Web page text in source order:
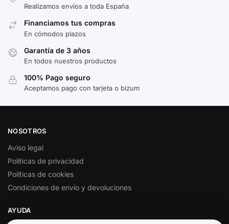
Realizamos envíos a toda España
Financiamos tus compras
En cómodos plazos
Garantía de 3 años
En todos nuestros productos
100% Pago seguro
Aceptamos pago con tarjeta o bizum
NOSOTROS
Aviso legal
Políticas de privacidad
Políticas de cookies
Condiciones de envío y devoluciones
AYUDA